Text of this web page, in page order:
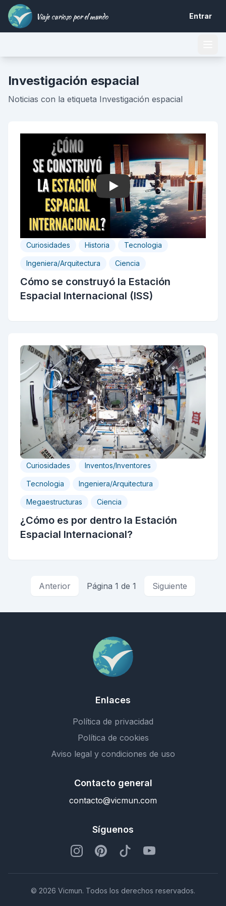
Viaje curioso por el mundo Entrar
Investigación espacial
Noticias con la etiqueta Investigación espacial
Play
Curiosidades Historia Tecnologia
Ingeniera/Arquitectura Ciencia
Cómo se construyó la Estación
Espacial Internacional (ISS)
Curiosidades Inventos/Inventores
Tecnologia Ingeniera/Arquitectura
Megaestructuras Ciencia
¿Cómo es por dentro la Estación
Espacial Internacional?
Anterior Página 1 de 1 Siguiente
Enlaces
Política de privacidad
Política de cookies
Aviso legal y condiciones de uso
Contacto general
contacto@vicmun.com
Síguenos
© 2026 Vicmun. Todos los derechos reservados.